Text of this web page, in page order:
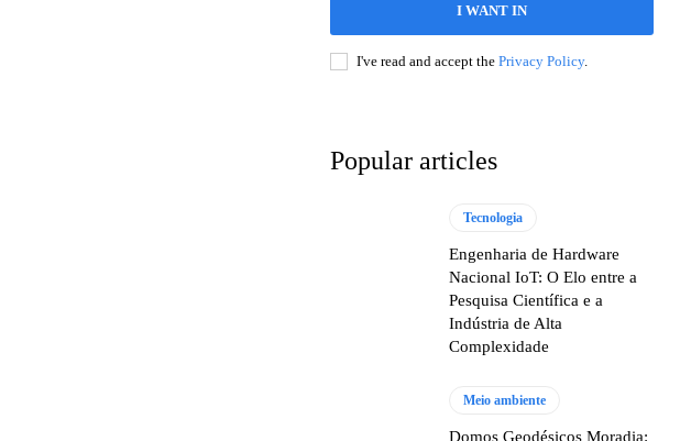
I WANT IN
I've read and accept the Privacy Policy.
Popular articles
Tecnologia
Engenharia de Hardware
Nacional IoT: O Elo entre a
Pesquisa Científica e a
Indústria de Alta
Complexidade
Meio ambiente
Domos Geodésicos Moradia: